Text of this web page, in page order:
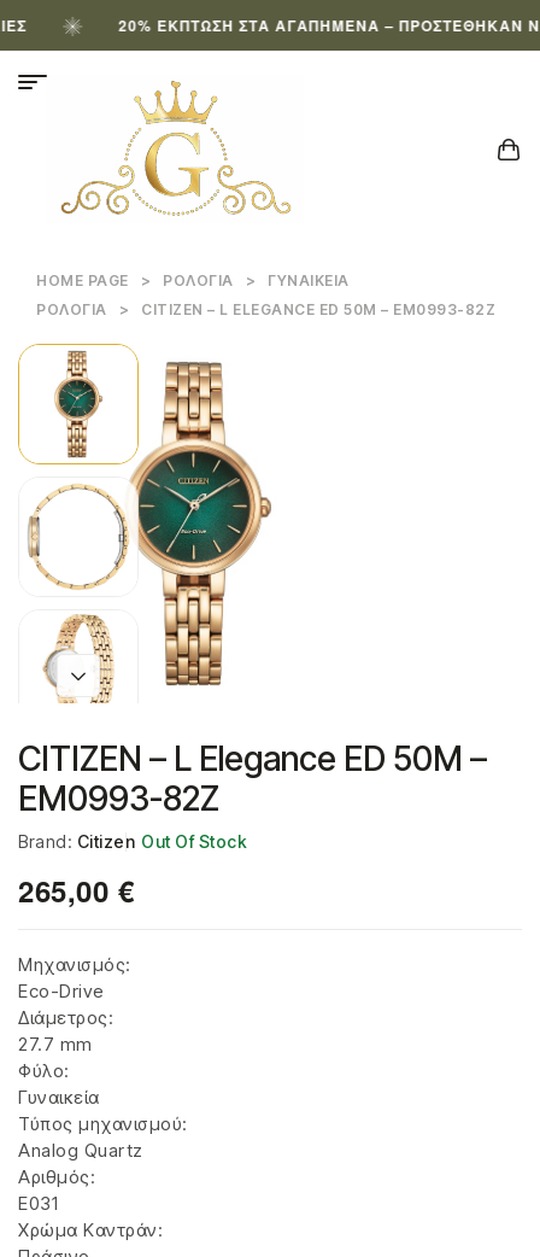
20% ΈΚΠΤΩΣΗ ΣΤΑ ΑΓΑΠΗΜΈΝΑ – ΠΡΟΣΤΈΘΗΚΑΝ ΝΈΑ
HOME PAGE > ΡΟΛΌΓΙΑ >
ΓΥΝΑΙΚΕΊΑ
ΡΟΛΌΓΙΑ
> CITIZEN – L ELEGANCE ED 50M – EM0993-82Z
CITIZEN – L Elegance ED 50M –
EM0993-82Z
Brand: Citizen Out Of Stock
265,00 €
Μηχανισμός:
Eco-Drive
Διάμετρος:
27.7 mm
Φύλο:
Γυναικεία
Τύπος μηχανισμού:
Analog Quartz
Αριθμός:
E031
Χρώμα Kαντράν: